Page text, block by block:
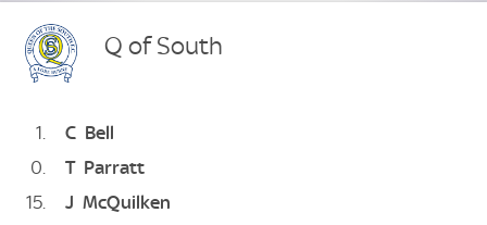
Q of South
1 C Bell
0
T Parratt
15
J McQuilken